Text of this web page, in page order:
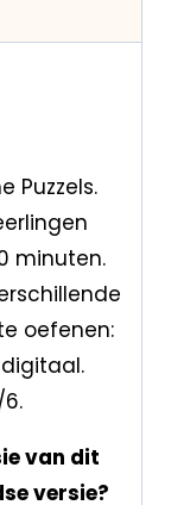
Puzzels.
minuten.
oefenen:
van dit
versie?